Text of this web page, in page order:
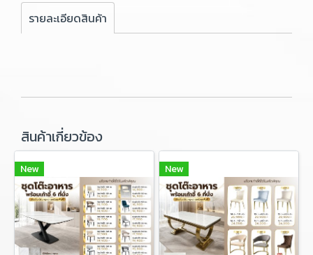
รายละเอียดสินค้า
สินค้าเกี่ยวข้อง
New New